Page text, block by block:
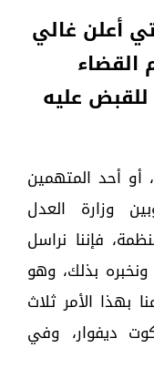
أعلن غالي
القضاء
عليه
أو أحد المتهمين
وزارة العدل
فإننا نراسل
بذلك، وهو
بهذا الأمر ثلاث
ديفوار، وفي